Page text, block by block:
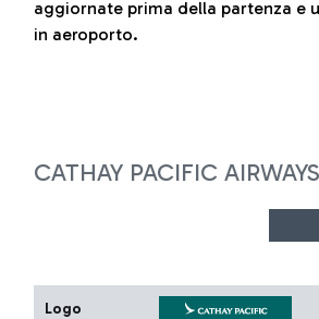
aggiornate prima della partenza e
in aeroporto.
CATHAY PACIFIC AIRWAYS
Logo